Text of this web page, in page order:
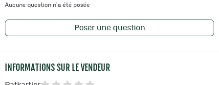
Aucune question n'a été posée
Poser une question
INFORMATIONS SUR LE VENDEUR